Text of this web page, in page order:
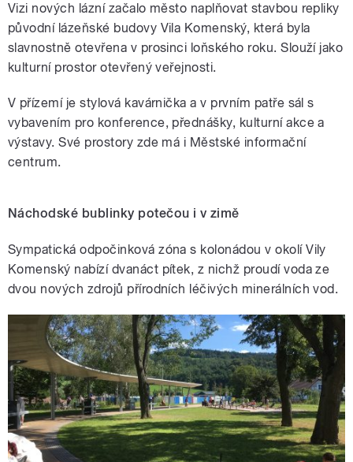
Vizi nových lázní začalo město naplňovat stavbou repliky
původní lázeňské budovy Vila Komenský, která byla
slavnostně otevřena v prosinci loňského roku. Slouží jako
kulturní prostor otevřený veřejnosti.
V přízemí je stylová kavárnička a v prvním patře sál s
vybavením pro konference, přednášky, kulturní akce a
výstavy. Své prostory zde má i Městské informační
centrum.
Náchodské bublinky potečou i v zimě
Sympatická odpočinková zóna s kolonádou v okolí Vily
Komenský nabízí dvanáct pítek, z nichž proudí voda ze
dvou nových zdrojů přírodních léčivých minerálních vod.